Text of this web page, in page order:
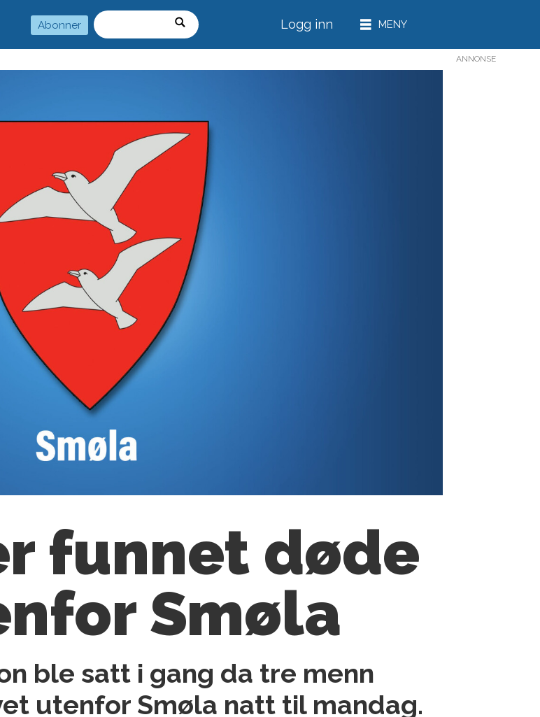
Abonner
Søk
Logg inn
funnet døde
Smøla
ble satt i gang da tre menn
utenfor Smøla natt til mandag.
ANNONSE